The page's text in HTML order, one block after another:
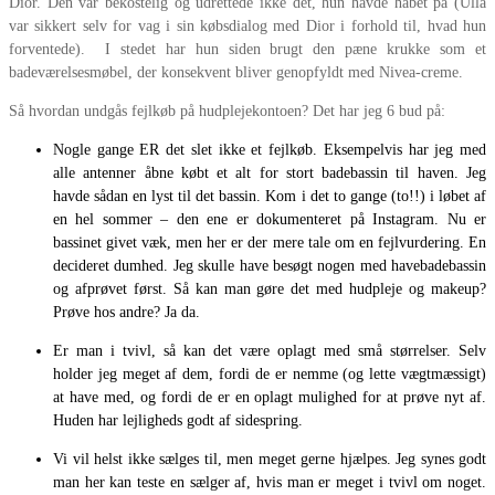
var sikkert selv for vag i sin købsdialog med Dior i forhold til, hvad hun
forventede). I stedet har hun siden brugt den pæne krukke som et
badeværelsesmøbel, der konsekvent bliver genopfyldt med Nivea-creme.
Så hvordan undgås fejlkøb på hudplejekontoen? Det har jeg 6 bud på:
Nogle gange ER det slet ikke et fejlkøb. Eksempelvis har jeg med
alle antenner åbne købt et alt for stort badebassin til haven. Jeg
havde sådan en lyst til det bassin. Kom i det to gange (to!!) i løbet af
en hel sommer – den ene er dokumenteret på Instagram. Nu er
bassinet givet væk, men her er der mere tale om en fejlvurdering. En
decideret dumhed. Jeg skulle have besøgt nogen med havebadebassin
og afprøvet først. Så kan man gøre det med hudpleje og makeup?
Prøve hos andre? Ja da.
Er man i tvivl, så kan det være oplagt med små størrelser. Selv
holder jeg meget af dem, fordi de er nemme (og lette vægtmæssigt)
at have med, og fordi de er en oplagt mulighed for at prøve nyt af.
Huden har lejligheds godt af sidespring.
Vi vil helst ikke sælges til, men meget gerne hjælpes. Jeg synes godt
man her kan teste en sælger af, hvis man er meget i tvivl om noget.